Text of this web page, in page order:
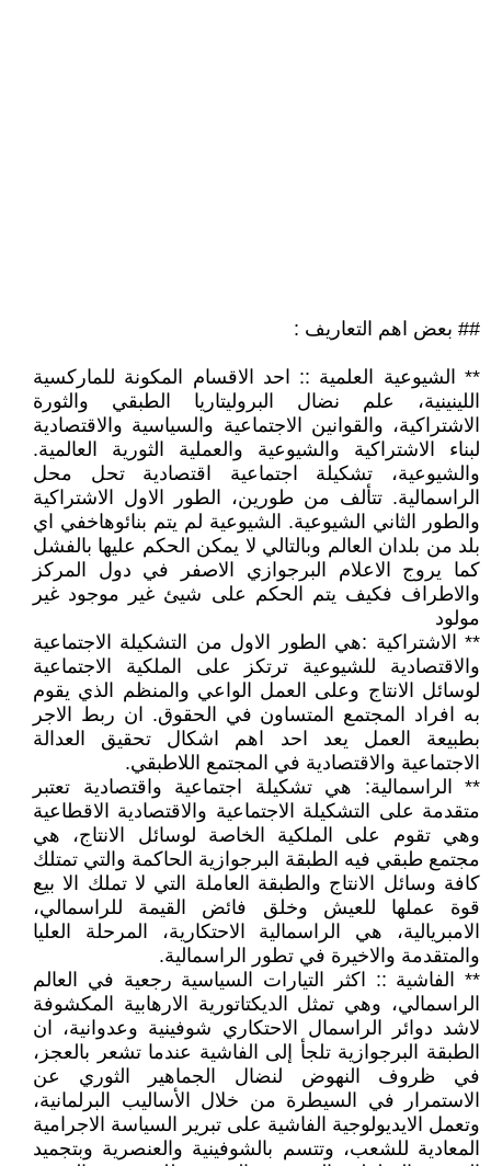
## بعض اهم التعاريف :
** الشيوعية العلمية :: احد الاقسام المكونة للماركسية
اللينينية، علم نضال البروليتاريا الطبقي والثورة
الاشتراكية، والقوانين الاجتماعية والسياسية والاقتصادية
لبناء الاشتراكية والشيوعية والعملية الثورية العالمية.
والشيوعية، تشكيلة اجتماعية اقتصادية تحل محل
الراسمالية. تتألف من طورين، الطور الاول الاشتراكية
والطور الثاني الشيوعية. الشيوعية لم يتم بنائوهاخفي اي
بلد من بلدان العالم وبالتالي لا يمكن الحكم عليها بالفشل
كما يروج الاعلام البرجوازي الاصفر في دول المركز
والاطراف فكيف يتم الحكم على شيئ غير موجود غير
مولود
** الاشتراكية :هي الطور الاول من التشكيلة الاجتماعية
والاقتصادية للشيوعية ترتكز على الملكية الاجتماعية
لوسائل الانتاج وعلى العمل الواعي والمنظم الذي يقوم
به افراد المجتمع المتساون في الحقوق. ان ربط الاجر
بطبيعة العمل يعد احد اهم اشكال تحقيق العدالة
الاجتماعية والاقتصادية في المجتمع اللاطبقي.
** الراسمالية: هي تشكيلة اجتماعية واقتصادية تعتبر
متقدمة على التشكيلة الاجتماعية والاقتصادية الاقطاعية
وهي تقوم على الملكية الخاصة لوسائل الانتاج، هي
مجتمع طبقي فيه الطبقة البرجوازية الحاكمة والتي تمتلك
كافة وسائل الانتاج والطبقة العاملة التي لا تملك الا بيع
قوة عملها للعيش وخلق فائض القيمة للراسمالي،
الامبريالية، هي الراسمالية الاحتكارية، المرحلة العليا
والمتقدمة والاخيرة في تطور الراسمالية.
** الفاشية :: اكثر التيارات السياسية رجعية في العالم
الراسمالي، وهي تمثل الديكتاتورية الارهابية المكشوفة
لاشد دوائر الراسمال الاحتكاري شوفينية وعدوانية، ان
الطبقة البرجوازية تلجأ إلى الفاشية عندما تشعر بالعجز،
في ظروف النهوض لنضال الجماهير الثوري عن
الاستمرار في السيطرة من خلال الأساليب البرلمانية،
وتعمل الايديولوجية الفاشية على تبرير السياسة الاجرامية
المعادية للشعب، وتتسم بالشوفينية والعنصرية وبتجميد